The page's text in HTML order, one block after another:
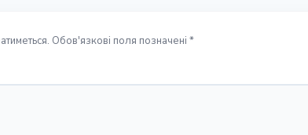
Обов'язкові поля позначені *